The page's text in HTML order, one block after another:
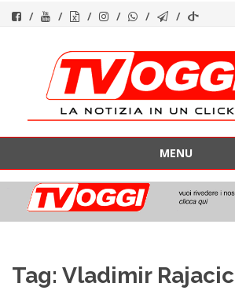
contenuto
MENU
contenuto
Tag: Vladimir Rajacic